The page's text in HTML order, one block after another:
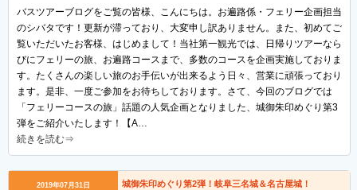
バスツアーブログをご覧の皆様、こんにちは。お遍路係・フェリー企画担当
のシバタです！更新が滞っており、大変申し訳ありません。また、初めてご
覧いただいたお客様、はじめまして！当社第一観光では、日帰りツアーなら
びにフェリーの旅、お遍路コースまで、多数のコースを企画実施しておりま
す。たくさんの楽しい旅のお手伝いが出来るよう日々、営業に頑張っており
ます。是非、一度ご参加をお待ちしております。さて、今回のブログでは
「フェリーコースの旅」話題の人気企画となりました、城御朱印めぐり第3
弾をご紹介いたします！【A…
続きを読む⇒
2019年07月31日 城御朱印めぐり第2弾！岐阜三名城＆名古屋城！